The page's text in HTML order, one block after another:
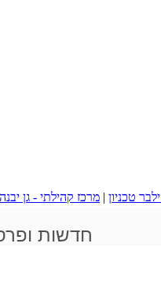
טכניון | מרכז קהילתי - גן יבנה
חדשות